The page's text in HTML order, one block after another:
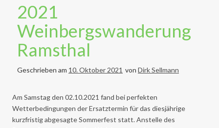
2021
Weinbergswanderung
Ramsthal
Geschrieben am 10. Oktober 2021 von Dirk Sellmann
Am Samstag den 02.10.2021 fand bei perfekten
Wetterbedingungen der Ersatztermin für das diesjährige
kurzfristig abgesagte Sommerfest statt. Anstelle des